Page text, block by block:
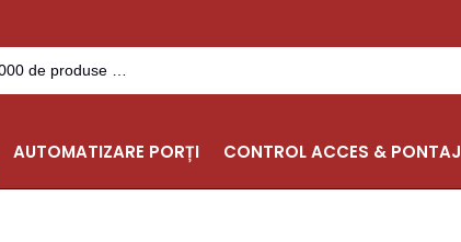
AUTOMATIZARE PORȚI CONTROL ACCES & PONTAJ